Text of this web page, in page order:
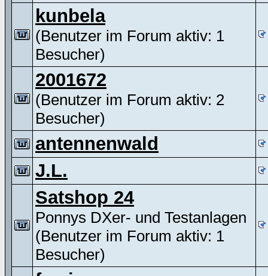
kunbela
(Benutzer im Forum aktiv: 1
Besucher)
2001672
(Benutzer im Forum aktiv: 2
Besucher)
antennenwald
J.L.
Satshop 24
Ponnys DXer- und Testanlagen
(Benutzer im Forum aktiv: 1
Besucher)